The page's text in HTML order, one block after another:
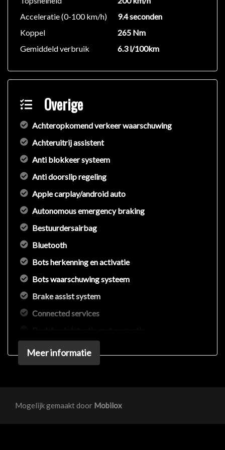
Acceleratie (0-100 km/h)
9.4 seconden
Koppel
265 Nm
Gemiddeld verbruik
6.3 l/100km
Overige
Achteropkomend verkeer waarschuwing
Achteruitrij assistent
Anti blokkeer systeem
Anti doorslip regeling
Apple carplay/android auto
Autonomous emergency braking
Bestuurdersairbag
Bluetooth
Bots herkenning en activatie
Bots waarschuwing systeem
Brake assist system
Connected services
Draadloze telefoonlader
Elektrisch bedienbare achterklep met
Elektronische remkrachtverdeling
Meer informatie
Mogelijk gemaakt door Mobilox